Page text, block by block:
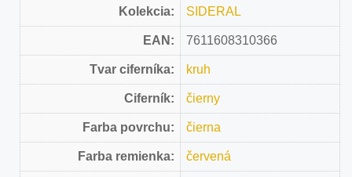
Kolekcia: SIDERAL
EAN: 7611608310366
Tvar ciferníka: kruh
Ciferník: čierny
Farba povrchu: čierna
Farba remienka: červená